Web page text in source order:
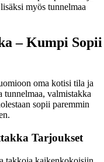
myös tunnelmaa
– Kumpi Sopii
oma kotisi tila ja
tunnelmaa, valmistakka
sopii paremmin
Tarjoukset